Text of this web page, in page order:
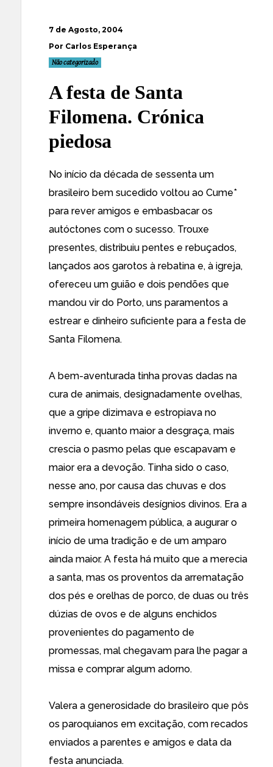
7 de Agosto, 2004
Por Carlos Esperança
Não categorizado
A festa de Santa
Filomena. Crónica
piedosa
No início da década de sessenta um
brasileiro bem sucedido voltou ao Cume*
para rever amigos e embasbacar os
autóctones com o sucesso. Trouxe
presentes, distribuiu pentes e rebuçados,
lançados aos garotos à rebatina e, à igreja,
ofereceu um guião e dois pendões que
mandou vir do Porto, uns paramentos a
estrear e dinheiro suficiente para a festa de
Santa Filomena.
A bem-aventurada tinha provas dadas na
cura de animais, designadamente ovelhas,
que a gripe dizimava e estropiava no
inverno e, quanto maior a desgraça, mais
crescia o pasmo pelas que escapavam e
maior era a devoção. Tinha sido o caso,
nesse ano, por causa das chuvas e dos
sempre insondáveis desígnios divinos. Era a
primeira homenagem pública, a augurar o
início de uma tradição e de um amparo
ainda maior. A festa há muito que a merecia
a santa, mas os proventos da arrematação
dos pés e orelhas de porco, de duas ou três
dúzias de ovos e de alguns enchidos
provenientes do pagamento de
promessas, mal chegavam para lhe pagar a
missa e comprar algum adorno.
Valera a generosidade do brasileiro que pôs
os paroquianos em excitação, com recados
enviados a parentes e amigos e data da
festa anunciada.